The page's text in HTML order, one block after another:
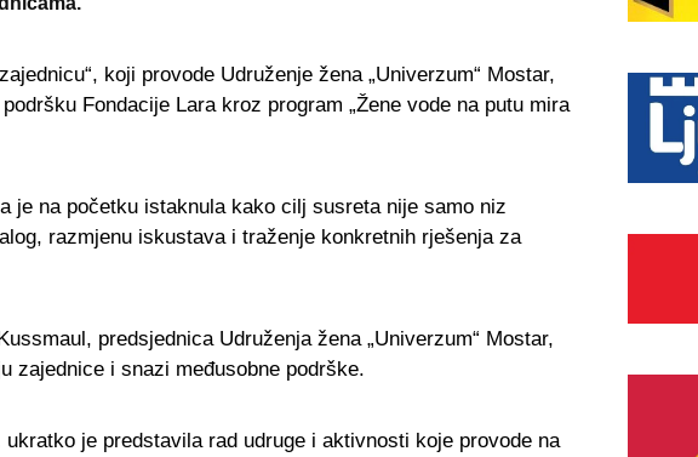
koji provode Udruženje žena „Univerzum“ Mostar,
Fondacije Lara kroz program „Žene vode na putu mira
je na početku istaknula kako cilj susreta nije samo niz
razmjenu iskustava i traženje konkretnih rješenja za
predsjednica Udruženja žena „Univerzum“ Mostar,
zajednice i snazi međusobne podrške.
je predstavila rad udruge i aktivnosti koje provode na